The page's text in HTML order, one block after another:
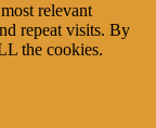
relevant
repeat visits. By
the cookies.